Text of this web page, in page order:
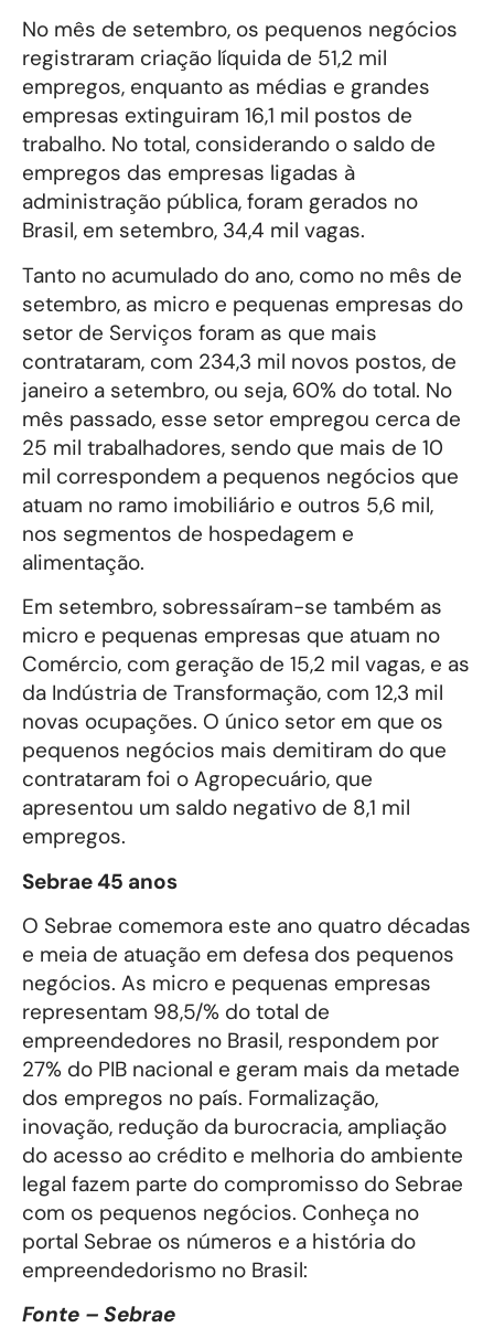
No mês de setembro, os pequenos negócios
registraram criação líquida de 51,2 mil
empregos, enquanto as médias e grandes
empresas extinguiram 16,1 mil postos de
trabalho. No total, considerando o saldo de
empregos das empresas ligadas à
administração pública, foram gerados no
Brasil, em setembro, 34,4 mil vagas.
Tanto no acumulado do ano, como no mês de
setembro, as micro e pequenas empresas do
setor de Serviços foram as que mais
contrataram, com 234,3 mil novos postos, de
janeiro a setembro, ou seja, 60% do total. No
mês passado, esse setor empregou cerca de
25 mil trabalhadores, sendo que mais de 10
mil correspondem a pequenos negócios que
atuam no ramo imobiliário e outros 5,6 mil,
nos segmentos de hospedagem e
alimentação.
Em setembro, sobressaíram-se também as
micro e pequenas empresas que atuam no
Comércio, com geração de 15,2 mil vagas, e as
da Indústria de Transformação, com 12,3 mil
novas ocupações. O único setor em que os
pequenos negócios mais demitiram do que
contrataram foi o Agropecuário, que
apresentou um saldo negativo de 8,1 mil
empregos.
Sebrae 45 anos
O Sebrae comemora este ano quatro décadas
e meia de atuação em defesa dos pequenos
negócios. As micro e pequenas empresas
representam 98,5/% do total de
empreendedores no Brasil, respondem por
27% do PIB nacional e geram mais da metade
dos empregos no país. Formalização,
inovação, redução da burocracia, ampliação
do acesso ao crédito e melhoria do ambiente
legal fazem parte do compromisso do Sebrae
com os pequenos negócios. Conheça no
portal Sebrae os números e a história do
empreendedorismo no Brasil:
Fonte – Sebrae